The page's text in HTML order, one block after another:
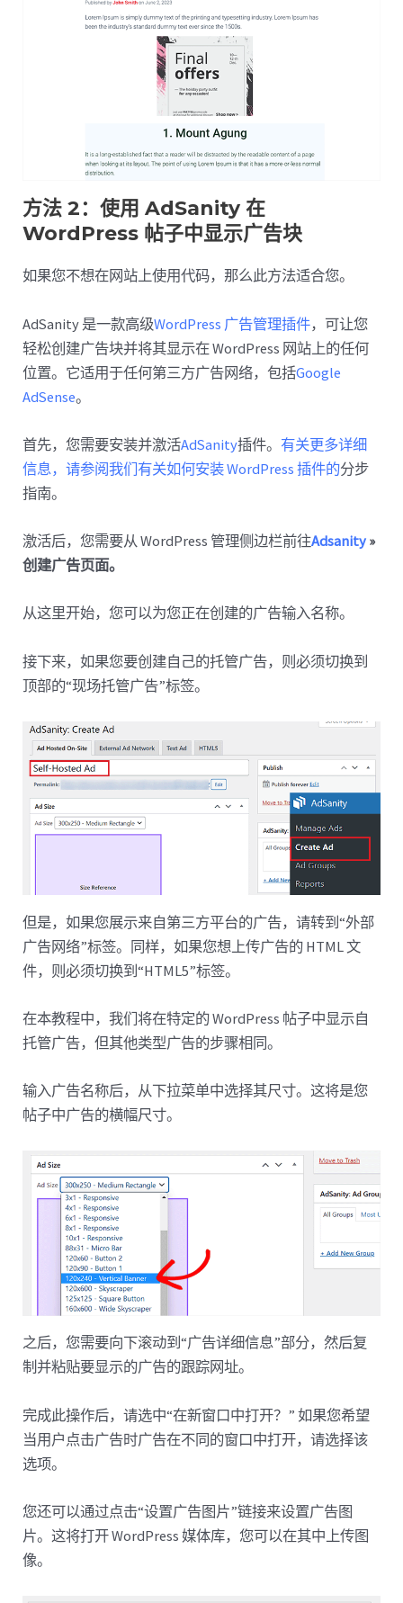
方法 2：使用 AdSanity 在
WordPress 帖子中显示广告块
如果您不想在网站上使用代码，那么此方法适合您。
AdSanity 是一款高级WordPress 广告管理插件，可让您
轻松创建广告块并将其显示在 WordPress 网站上的任何
位置。它适用于任何第三方广告网络，包括Google
AdSense。
首先，您需要安装并激活AdSanity插件。 有关更多详细
信息，请参阅我们有关如何安装 WordPress 插件的分步
指南。
激活后，您需要从 WordPress 管理侧边栏前往Adsanity »
创建广告页面。
从这里开始，您可以为您正在创建的广告输入名称。
接下来，如果您要创建自己的托管广告，则必须切换到
顶部的“现场托管广告”标签。
但是，如果您展示来自第三方平台的广告，请转到“外部
广告网络”标签。同样，如果您想上传广告的 HTML 文
件，则必须切换到“HTML5”标签。
在本教程中，我们将在特定的 WordPress 帖子中显示自
托管广告，但其他类型广告的步骤相同。
输入广告名称后，从下拉菜单中选择其尺寸。这将是您
帖子中广告的横幅尺寸。
之后，您需要向下滚动到“广告详细信息”部分，然后复
制并粘贴要显示的广告的跟踪网址。
完成此操作后，请选中“在新窗口中打开？” 如果您希望
当用户点击广告时广告在不同的窗口中打开，请选择该
选项。
您还可以通过点击“设置广告图片”链接来设置广告图
片。这将打开 WordPress 媒体库，您可以在其中上传图
像。